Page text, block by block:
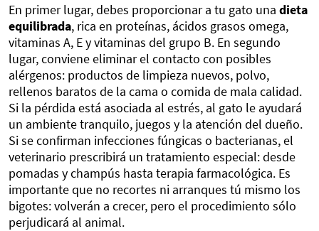
En primer lugar, debes proporcionar a tu gato una dieta
equilibrada, rica en proteínas, ácidos grasos omega,
vitaminas A, E y vitaminas del grupo B. En segundo
lugar, conviene eliminar el contacto con posibles
alérgenos: productos de limpieza nuevos, polvo,
rellenos baratos de la cama o comida de mala calidad.
Si la pérdida está asociada al estrés, al gato le ayudará
un ambiente tranquilo, juegos y la atención del dueño.
Si se confirman infecciones fúngicas o bacterianas, el
veterinario prescribirá un tratamiento especial: desde
pomadas y champús hasta terapia farmacológica. Es
importante que no recortes ni arranques tú mismo los
bigotes: volverán a crecer, pero el procedimiento sólo
perjudicará al animal.